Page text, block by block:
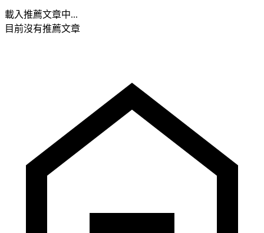
載入推薦文章中...
目前沒有推薦文章